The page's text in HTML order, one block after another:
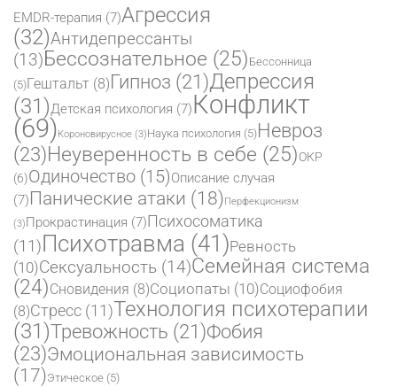
EMDR-терапия (7)Агрессия
(32)Антидепрессанты
(13)Бессознательное (25) Бессонница
(5)Гештальт (8)Гипноз (21)Депрессия
(31)Детская психология (7)Конфликт
(69)Короновирусное (3)Наука психология (5)Невроз
(23)Неуверенность в себе (25)ОКР
(6)Одиночество (15)Описание случая
(7)Панические атаки (18)Перфекционизм
(3)Прокрастинация (7)Психосоматика
(11)Психотравма (41)Ревность
(10)Сексуальность (14)Семейная система
(24)Сновидения (8)Социопаты (10)Социофобия
(8)Стресс (11)Технология психотерапии
(31)Тревожность (21)Фобия
(23)Эмоциональная зависимость
(17)Этическое (5)